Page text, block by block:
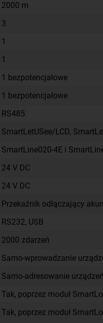
2000 m
3
1
1
1 bezpotencjałowe
1 bezpotencjałowe
RS485
SmartLetUSee/LCD,
SmartLine020-4E i
24 V DC
24 V DC
Przekaźnik odłączający
RS232, USB
2000 zdarzeń
Samo-wprowadzanie
Samo-adresowanie
Tak, poprzez moduł
Tak, poprzez moduł